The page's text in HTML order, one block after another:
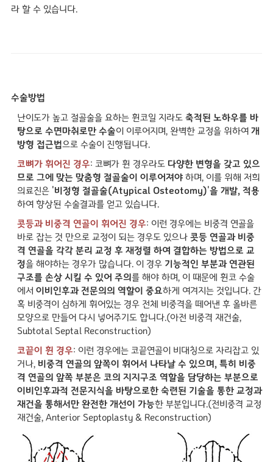
라 할 수 있습니다.
수술방법
난이도가 높고 절골술을 요하는 휜코일 지라도 축적된 노하우를 바
탕으로 수면마취로만 수술이 이루어지며, 완벽한 교정을 위하여 개
방형 접근법으로 수술이 진행됩니다.
코뼈가 휘어진 경우: 코뼈가 휜 경우라도 다양한 변형을 갖고 있으
므로 그에 맞는 맞춤형 절골술이 이루어져야하며, 이를 위해 저희
의료진은 '비정형 절골술(Atypical Osteotomy)'을 개발, 적용
하여 향상된 수술결과를 얻고 있습니다.
콧등과 비중격 연골이 휘어진 경우: 이런 경우에는 비중격 연골을
바로 잡는 것 만으로 교정이 되는 경우도 있으나 콧등 연골과 비중
격 연골을 각각 분리 교정 후 재정렬 하여 결합하는 방법으로 교
정을 해야하는 경우가 많습니다. 이 경우 기능적인 부분과 연관된
구조를 손상 시킬 수 있어 주의를 해야 하며, 이 때문에 휜코 수술
에서 이비인후과 전문의의 역할이 중요하게 여겨지는 것입니다. 간
혹 비중격이 심하게 휘어있는 경우 전체 비중격을 떼어낸 후 올바른
모양으로 만들어 다시 넣어주기도 합니다.(아전 비중격 재건술,
Subtotal Septal Reconstruction)
코끝이 휜 경우: 이런 경우에는 코끝연골이 비대칭으로 자리잡고 있
거나, 비중격 연골의 앞쪽이 휘어서 나타날 수 있으며, 특히 비중
격 연골의 앞쪽 부분은 코의 지지구조 역할을 담당하는 부분으로
이비인후과적 전문지식을 바탕으로한 숙련된 기술을 통한 교정과
재건을 통해서만 완전한 개선이 가능한 부분입니다.(전비중격 교정
재건술, Anterior Septoplasty & Reconstruction)